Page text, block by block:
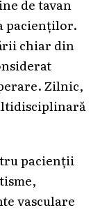
de tavan
pacienților.
chiar din
Zilnic,
pacienții
vasculare